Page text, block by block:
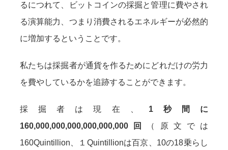
るにつれて、ビットコインの採掘と管理に費やされ
る演算能力、つまり消費されるエネルギーが必然的
に増加するということです。
私たちは採掘者が通貨を作るためにどれだけの労力
を費やしているかを追跡することができます。
採掘者は現在、 1秒間に
160,000,000,000,000,000,000回
（原文では
160Quintillion、１Quintillionは百京、10の18乗らし